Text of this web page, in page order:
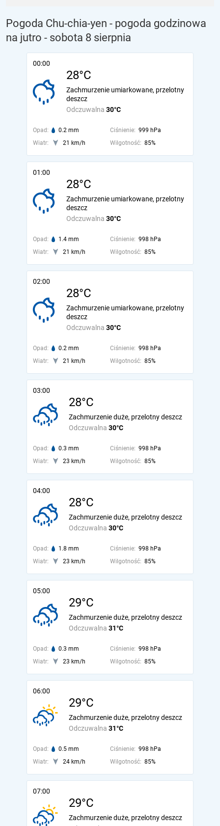
Pogoda Chu-chia-yen - pogoda godzinowa
na jutro - sobota 8 sierpnia
00:00
28°C
Odczuwalna 30°C
Zachmurzenie umiarkowane, przelotny
deszcz
Opad: 0.2 mm Ciśnienie: 999 hPa
Wiatr:
21 km/h Wilgotność: 85%
01:00
28°C
Odczuwalna 30°C
Zachmurzenie umiarkowane, przelotny
deszcz
Opad: 1.4 mm Ciśnienie: 998 hPa
Wiatr:
21 km/h Wilgotność: 85%
02:00
28°C
Odczuwalna 30°C
Zachmurzenie umiarkowane, przelotny
deszcz
Opad: 0.2 mm Ciśnienie: 998 hPa
Wiatr:
21 km/h Wilgotność: 85%
03:00
28°C
Odczuwalna 30°C
Zachmurzenie duże, przelotny deszcz
Opad: 0.3 mm Ciśnienie: 998 hPa
Wiatr:
23 km/h Wilgotność: 85%
04:00
28°C
Odczuwalna 30°C
Zachmurzenie duże, przelotny deszcz
Opad: 1.8 mm Ciśnienie: 998 hPa
Wiatr:
23 km/h Wilgotność: 85%
05:00
29°C
Odczuwalna 31°C
Zachmurzenie duże, przelotny deszcz
Opad: 0.3 mm Ciśnienie: 998 hPa
Wiatr:
23 km/h Wilgotność: 85%
06:00
29°C
Odczuwalna 31°C
Zachmurzenie duże, przelotny deszcz
Opad: 0.5 mm Ciśnienie: 998 hPa
Wiatr:
24 km/h Wilgotność: 85%
07:00
29°C
Zachmurzenie duże, przelotny deszcz